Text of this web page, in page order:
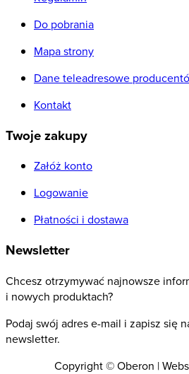
Do pobrania
Mapa strony
Dane teleadresowe
Kontakt
Twoje zakupy
Załóż konto
Logowanie
Płatności i dostawa
Newsletter
Chcesz otrzymywać najnowsze
i nowych produktach?
Podaj swój adres e-mail i zapisz się
newsletter.
Copyright © Oberon |